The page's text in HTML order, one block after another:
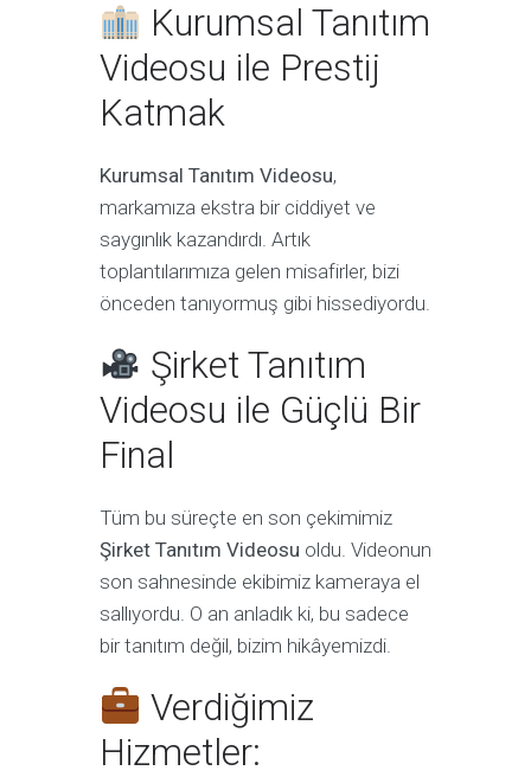
Kurumsal Tanıtım
Videosu ile Prestij
Katmak
Kurumsal Tanıtım Videosu,
markamıza ekstra bir ciddiyet ve
saygınlık kazandırdı. Artık
toplantılarımıza gelen misafirler, bizi
önceden tanıyormuş gibi hissediyordu.
Şirket Tanıtım
Videosu ile Güçlü Bir
Final
Tüm bu süreçte en son çekimimiz
Şirket Tanıtım Videosu oldu. Videonun
son sahnesinde ekibimiz kameraya el
sallıyordu. O an anladık ki, bu sadece
bir tanıtım değil, bizim hikâyemizdi.
Verdiğimiz
Hizmetler: